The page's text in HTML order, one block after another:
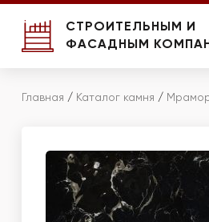
СТРОИТЕЛЬНЫМ И
ФАСАДНЫМ
Главная / Каталог камня /